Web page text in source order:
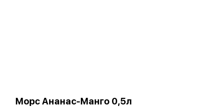
Морс Ананас-Манго 0,5л